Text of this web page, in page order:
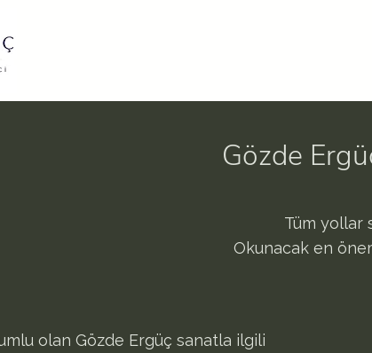
Gözde
Tüm yollar
Okunacak en
olan Gözde Ergüç sanatla ilgili